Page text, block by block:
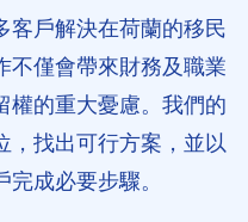
客戶解決在荷蘭的移民
不僅會帶來財務及職業
權的重大憂慮。我們的
，找出可行方案，並以
成必要步驟。